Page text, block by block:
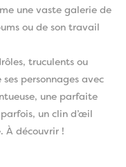
une vaste galerie de
ou de son travail
truculents ou
personnages avec
une parfaite
un clin d’œil
À découvrir !